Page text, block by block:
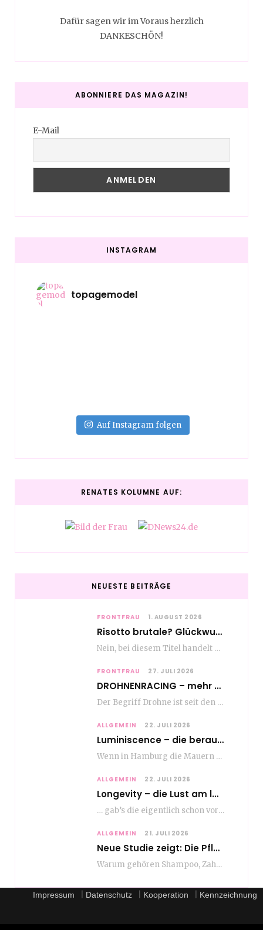
Dafür sagen wir im Voraus herzlich
DANKESCHÖN!
ABONNIERE DAS MAGAZIN!
E-Mail
INSTAGRAM
topagemodel
Auf Instagram folgen
RENATES KOLUMNE AUF:
NEUESTE BEITRÄGE
FRONTFRAU 1. AUGUST 2026
Risotto brutale? Glückwunsch Axel Milberg zum 70. Geburtstag
Nein, bei diesem Titel handelt es sich nicht um eine Kochshow, oder vielleicht doch etwas.…
FRONTFRAU 27. JULI 2026
DROHNENRACING – mehr als ein hipper Nischensport
Der Begriff Drohne ist seit den andauernden weltweiten Kriegshandlungen seit Jahren in aller Munde. Und…
ALLGEMEIN 22. JULI 2026
Luminiscence – die berauschende Macht von klingenden Bildern
Wenn in Hamburg die Mauern zu sprechen beginnen, dann ist es die unverwechselbare, tiefsonore Stimme…
ALLGEMEIN 22. JULI 2026
Longevity – die Lust am langen Leben
… gab’s die eigentlich schon vor Erfindung des ultimativen Trends? Keine Ahnung – ich glaube,…
ALLGEMEIN 21. JULI 2026
Neue Studie zeigt: Die Pflegeroutine gibt dem Alltag Struktur
Warum gehören Shampoo, Zahnpasta oder Gesichtscreme für die meisten Menschen in Europa ganz selbstverständlich zum…
Impressum Datenschutz Kooperation Kennzeichnung